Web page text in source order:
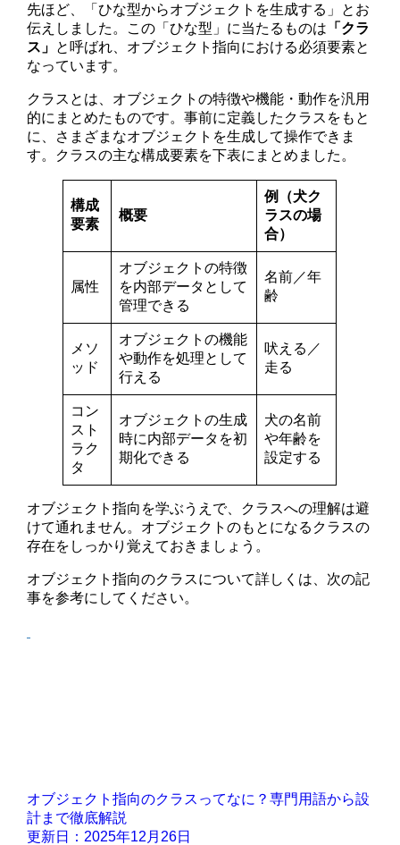
先ほど、「ひな型からオブジェクトを生成する」とお
伝えしました。この「ひな型」に当たるものは 「クラ
ス」 と呼ばれ、オブジェクト指向における必須要素と
なっています。
クラスとは、オブジェクトの特徴や機能・動作を汎用
的にまとめたものです。事前に定義したクラスをもと
に、さまざまなオブジェクトを生成して操作できま
す。クラスの主な構成要素を下表にまとめました。
構成
要素
概要
例（犬ク
ラスの場
合）
属性
オブジェクトの特徴
を内部データとして
管理できる
名前／年
齢
メソ
ッド
オブジェクトの機能
や動作を処理として
行える
吠える／
走る
コン
スト
ラク
タ
オブジェクトの生成
時に内部データを初
期化できる
犬の名前
や年齢を
設定する
オブジェクト指向を学ぶうえで、クラスへの理解は避
けて通れません。オブジェクトのもとになるクラスの
存在をしっかり覚えておきましょう。
オブジェクト指向のクラスについて詳しくは、次の記
事を参考にしてください。
オブジェクト指向のクラスってなに？専門用語から設
計まで徹底解説
更新日：2025年12月26日